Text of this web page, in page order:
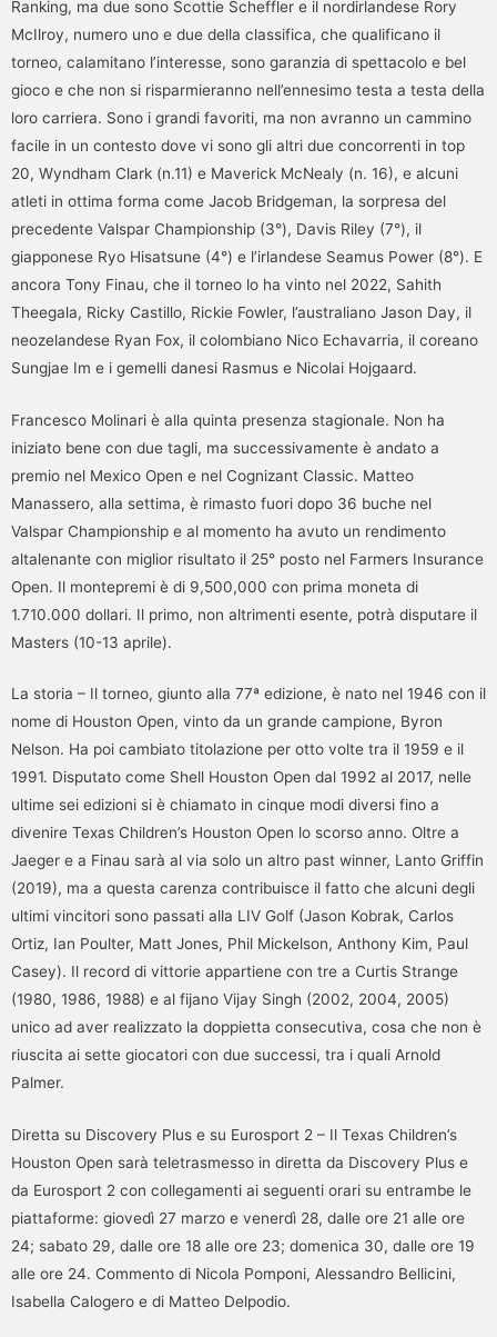
Ranking, ma due sono Scottie Scheffler e il nordirlandese Rory
McIlroy, numero uno e due della classifica, che qualificano il
torneo, calamitano l’interesse, sono garanzia di spettacolo e bel
gioco e che non si risparmieranno nell’ennesimo testa a testa della
loro carriera. Sono i grandi favoriti, ma non avranno un cammino
facile in un contesto dove vi sono gli altri due concorrenti in top
20, Wyndham Clark (n.11) e Maverick McNealy (n. 16), e alcuni
atleti in ottima forma come Jacob Bridgeman, la sorpresa del
precedente Valspar Championship (3°), Davis Riley (7°), il
giapponese Ryo Hisatsune (4°) e l’irlandese Seamus Power (8°). E
ancora Tony Finau, che il torneo lo ha vinto nel 2022, Sahith
Theegala, Ricky Castillo, Rickie Fowler, l’australiano Jason Day, il
neozelandese Ryan Fox, il colombiano Nico Echavarria, il coreano
Sungjae Im e i gemelli danesi Rasmus e Nicolai Hojgaard.
Francesco Molinari è alla quinta presenza stagionale. Non ha
iniziato bene con due tagli, ma successivamente è andato a
premio nel Mexico Open e nel Cognizant Classic. Matteo
Manassero, alla settima, è rimasto fuori dopo 36 buche nel
Valspar Championship e al momento ha avuto un rendimento
altalenante con miglior risultato il 25° posto nel Farmers Insurance
Open. Il montepremi è di 9,500,000 con prima moneta di
1.710.000 dollari. Il primo, non altrimenti esente, potrà disputare il
Masters (10-13 aprile).
La storia – Il torneo, giunto alla 77ª edizione, è nato nel 1946 con il
nome di Houston Open, vinto da un grande campione, Byron
Nelson. Ha poi cambiato titolazione per otto volte tra il 1959 e il
1991. Disputato come Shell Houston Open dal 1992 al 2017, nelle
ultime sei edizioni si è chiamato in cinque modi diversi fino a
divenire Texas Children’s Houston Open lo scorso anno. Oltre a
Jaeger e a Finau sarà al via solo un altro past winner, Lanto Griffin
(2019), ma a questa carenza contribuisce il fatto che alcuni degli
ultimi vincitori sono passati alla LIV Golf (Jason Kobrak, Carlos
Ortiz, Ian Poulter, Matt Jones, Phil Mickelson, Anthony Kim, Paul
Casey). Il record di vittorie appartiene con tre a Curtis Strange
(1980, 1986, 1988) e al fijano Vijay Singh (2002, 2004, 2005)
unico ad aver realizzato la doppietta consecutiva, cosa che non è
riuscita ai sette giocatori con due successi, tra i quali Arnold
Palmer.
Diretta su Discovery Plus e su Eurosport 2 – Il Texas Children’s
Houston Open sarà teletrasmesso in diretta da Discovery Plus e
da Eurosport 2 con collegamenti ai seguenti orari su entrambe le
piattaforme: giovedì 27 marzo e venerdì 28, dalle ore 21 alle ore
24; sabato 29, dalle ore 18 alle ore 23; domenica 30, dalle ore 19
alle ore 24. Commento di Nicola Pomponi, Alessandro Bellicini,
Isabella Calogero e di Matteo Delpodio.